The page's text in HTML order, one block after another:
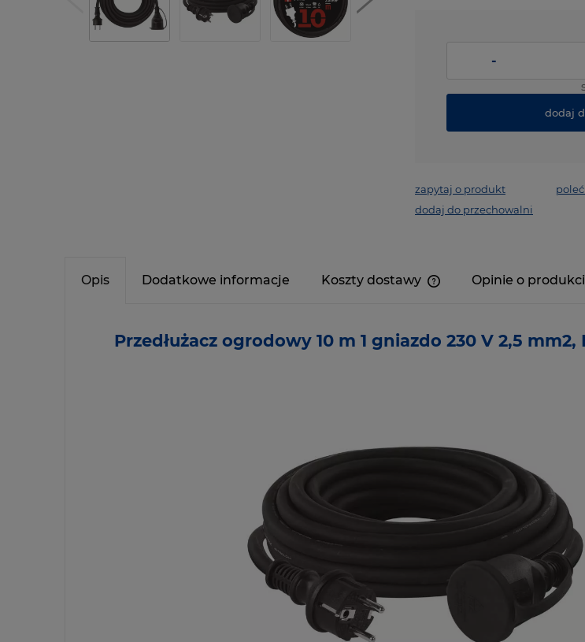
-
dodaj
zapytaj o produkt
dodaj do przechowalni
Opis Dodatkowe informacje Koszty dostawy Opinie o
Przedłużacz ogrodowy 10 m 1 gniazdo 230 V 2,5 mm2,